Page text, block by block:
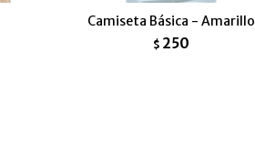
Camiseta Básica - Amarillo
$ 250